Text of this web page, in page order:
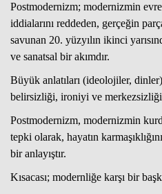
Postmodernizm; modernizmin
iddialarını reddeden, gerçeğin
savunan 20. yüzyılın ikinci
ve sanatsal bir akımdır.
Büyük anlatıları (ideolojiler,
belirsizliği, ironiyi ve merkezsizliği
Postmodernizm, modernizmin
tepki olarak, hayatın
bir anlayıştır.
Kısacası; modernliğe karşı bir